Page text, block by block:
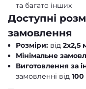
та багато інших
Доступні
замовлення
Розміри: від 2х2,5
Мінімальне
Виготовлення за
замовленні від 100